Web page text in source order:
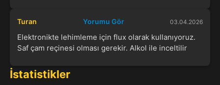
Turan Yorumu Gör 03.04.2026
Elektronikte lehimleme için flux olarak kullanıyoruz.
Saf çam reçinesi olması gerekir. Alkol ile inceltilir
İstatistikler